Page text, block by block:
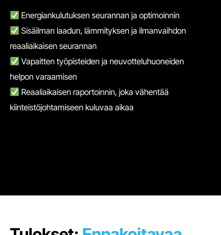
Energiankulutuksen seurannan ja optimoinnin
Sisäilman laadun, lämmityksen ja ilmanvaihdon
reaaliaikaisen seurannan
Vapaitten työpisteiden ja neuvotteluhuoneiden
helpon varaamisen
Reaaliaikaisen raportoinnin, joka vähentää
kiinteistöjohtamiseen kuluvaa aikaa